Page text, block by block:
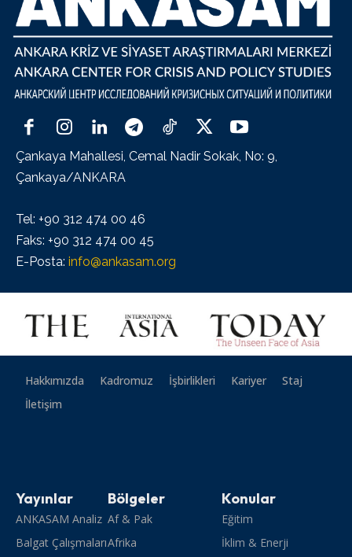
Çankaya Mahallesi, Cemal Nadir Sokak, No: 9,
Çankaya/ANKARA
Tel: +90 312 474 00 46
Faks: +90 312 474 00 45
E-Posta: info@ankasam.org
Hakkımızda Kadromuz İşbirlikleri Kariyer
Staj
İletişim
Yayınlar
ANKASAM Analiz
Balgat Çalışmaları
Bölgeler
Af & Pak
Afrika
Konular
Eğitim
İklim & Enerji